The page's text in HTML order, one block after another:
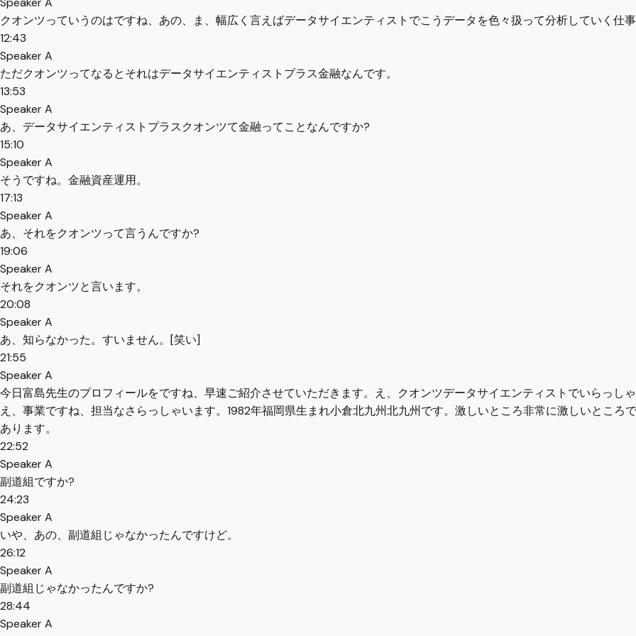
クオンツっていうのはですね、あの、ま、幅広く言えばデータサイエンティストでこうデータを色々扱って分析していく仕
12:43
Speaker A
ただクオンツってなるとそれはデータサイエンティストプラス金融なんです。
13:53
Speaker A
あ、データサイエンティストプラスクオンツて金融ってことなんですか?
15:10
Speaker A
そうですね。金融資産運用。
17:13
Speaker A
あ、それをクオンツって言うんですか?
19:06
Speaker A
それをクオンツと言います。
20:08
Speaker A
あ、知らなかった。すいません。[笑い]
21:55
Speaker A
今日富島先生のプロフィールをですね、早速ご紹介させていただきます。え、クオンツデータサイエンティストでいらっし
え、事業ですね、担当なさらっしゃいます。1982年福岡県生まれ小倉北九州北九州です。激しいところ非常に激しいとこ
あります。
22:52
Speaker A
副道組ですか?
24:23
Speaker A
いや、あの、副道組じゃなかったんですけど。
26:12
Speaker A
副道組じゃなかったんですか?
28:44
Speaker A